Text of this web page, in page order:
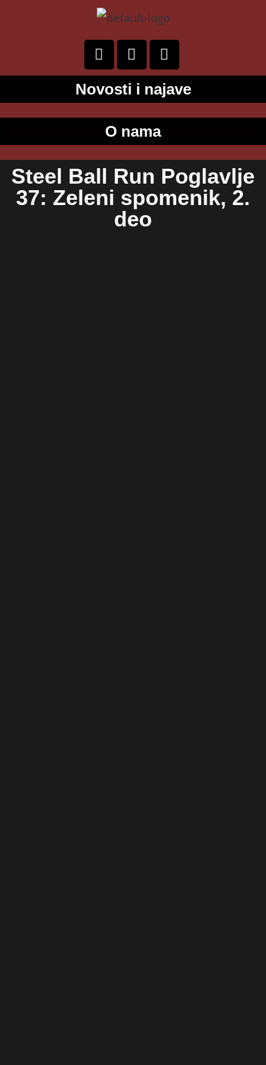
Novosti i najave
O nama
Steel Ball Run Poglavlje
37: Zeleni spomenik, 2.
deo